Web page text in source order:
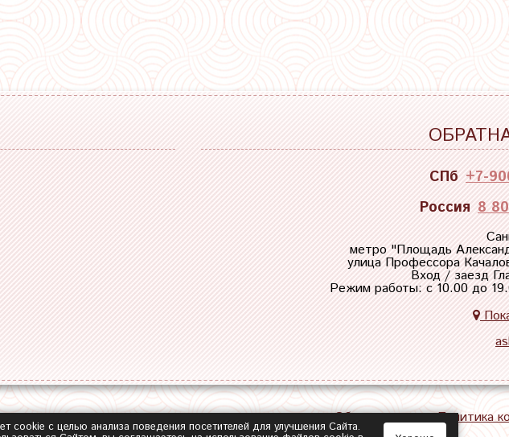
СПб +7-
Россия 8
метро "Площадь
улица Профессора
Вход / заезд
Режим работы: с 10.00 до
Обратная связь Политика
cookie с целью анализа поведения посетителей для улучшения Сайта.